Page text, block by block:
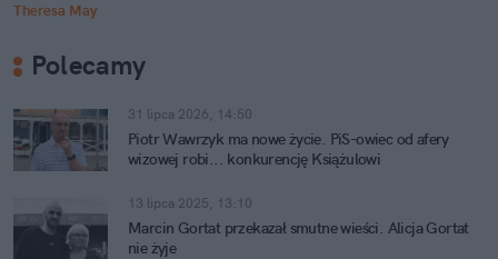
Theresa May
Polecamy
31 lipca 2026, 14:50
Piotr Wawrzyk ma nowe życie. PiS-owiec od afery
wizowej robi... konkurencję Książulowi
13 lipca 2025, 13:10
Marcin Gortat przekazał smutne wieści. Alicja Gortat
nie żyje